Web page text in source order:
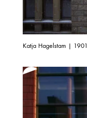
Katja Hagelstam | 1901